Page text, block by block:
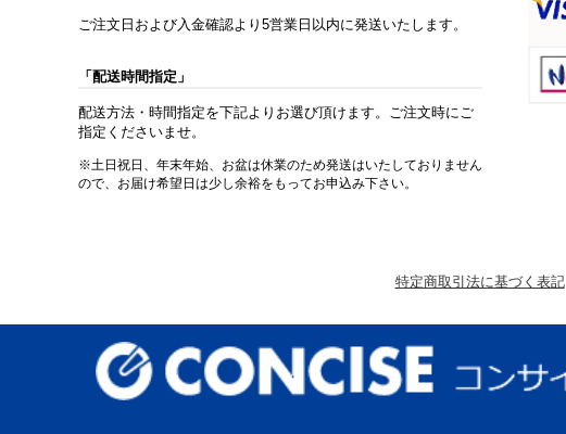
ご注文日および入金確認より5営業日以内に発送いたします。
「配送時間指定」
配送方法・時間指定を下記よりお選び頂けます。ご注文時にご
指定くださいませ。
※土日祝日、年末年始、お盆は休業のため発送はいたしておりません
ので、お届け希望日は少し余裕をもってお申込み下さい。
特定商取引法に基づく表記